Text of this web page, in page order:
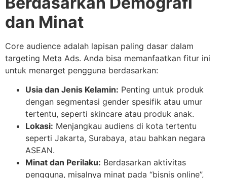
dan Minat
Core audience adalah lapisan paling dasar dalam
targeting Meta Ads. Anda bisa memanfaatkan fitur ini
untuk menarget pengguna berdasarkan:
Usia dan Jenis Kelamin: Penting untuk produk
dengan segmentasi gender spesifik atau umur
tertentu, seperti skincare atau produk anak.
Lokasi: Menjangkau audiens di kota tertentu
seperti Jakarta, Surabaya, atau bahkan negara
ASEAN.
Minat dan Perilaku: Berdasarkan aktivitas
pengguna, misalnya minat pada “bisnis online”,